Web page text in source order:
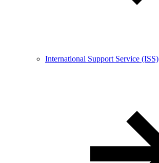
International Support Service (ISS)